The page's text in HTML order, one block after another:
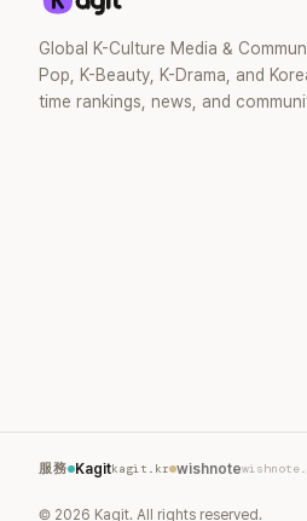
Global K-Culture Media &
Pop, K-Beauty, K-Drama, and
time rankings, news, and
服務 Kagitkagit.kr wishnote
© 2026 Kagit. All rights reserved.